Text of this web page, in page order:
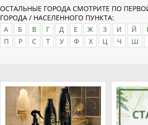
ОСТАЛЬНЫЕ ГОРОДА СМОТРИТЕ ПО
ГОРОДА / НАСЕЛЕННОГО ПУНКТА:
А
Б В Г Д Е Ж З И Й
П
Р С Т У Ф Х Ц Ч Ш